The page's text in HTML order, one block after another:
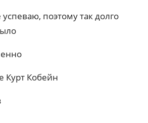
успеваю, поэтому так долго
Курт Кобейн